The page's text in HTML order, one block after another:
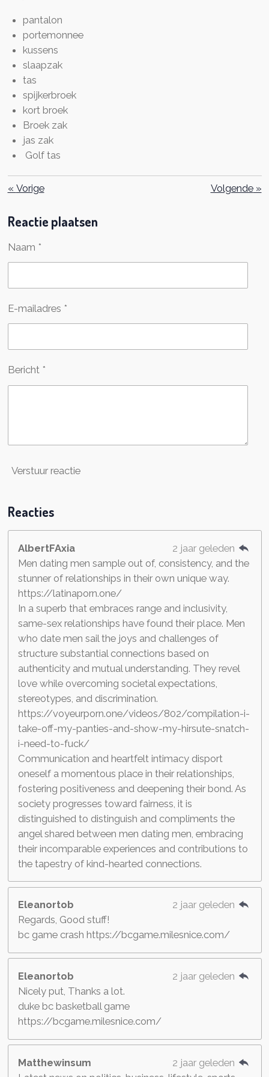
pantalon
portemonnee
kussens
slaapzak
tas
spijkerbroek
kort broek
Broek zak
jas zak
Golf tas
« Vorige Volgende»
Reactie plaatsen
Naam *
E-mailadres *
Bericht *
Verstuur reactie
Reacties
AlbertFAxia
2 jaar geleden
Men dating men sample out of, consistency, and the
stunner of relationships in their own unique way.
https://latinaporn.one/
In a superb that embraces range and inclusivity,
same-sex relationships have found their place. Men
who date men sail the joys and challenges of
structure substantial connections based on
authenticity and mutual understanding. They revel
love while overcoming societal expectations,
stereotypes, and discrimination.
https://voyeurporn.one/videos/802/compilation-i-
take-off-my-panties-and-show-my-hirsute-snatch-
i-need-to-fuck/
Communication and heartfelt intimacy disport
oneself a momentous place in their relationships,
fostering positiveness and deepening their bond. As
society progresses toward fairness, it is
distinguished to distinguish and compliments the
angel shared between men dating men, embracing
their incomparable experiences and contributions to
the tapestry of kind-hearted connections.
Eleanortob
2 jaar geleden
Regards, Good stuff!
bc game crash https://bcgame.milesnice.com/
Eleanortob
2 jaar geleden
Nicely put, Thanks a lot.
duke bc basketball game
https://bcgame.milesnice.com/
Matthewinsum
2 jaar geleden